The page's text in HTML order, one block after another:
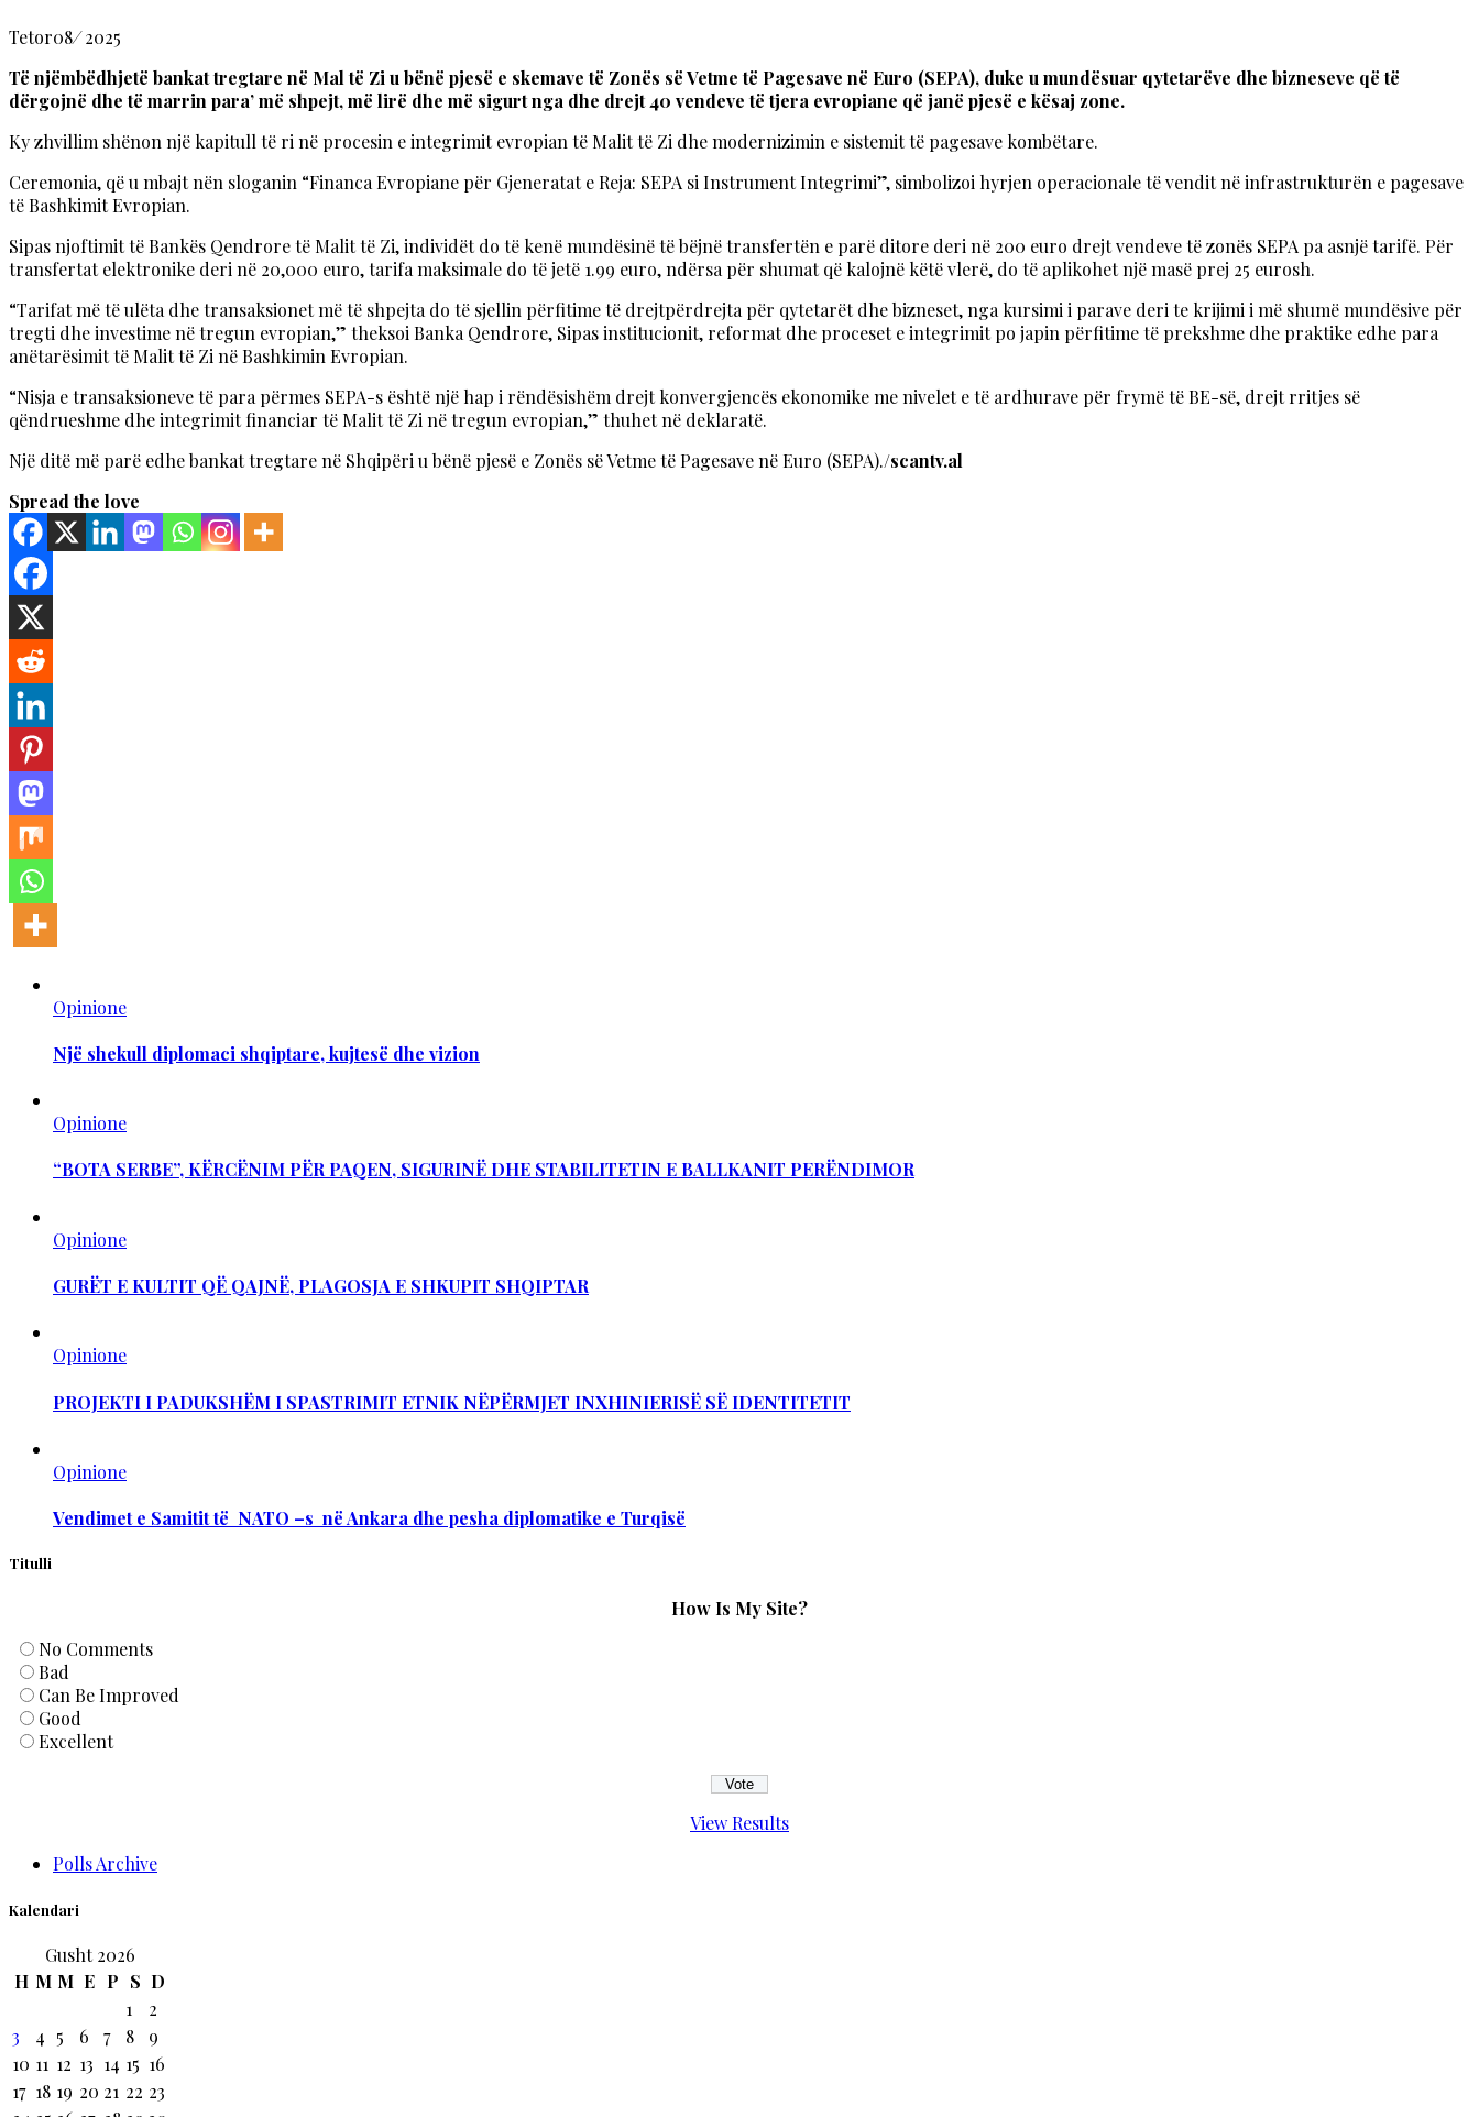
Tetor08/2025
Të njëmbëdhjetë bankat tregtare në Mal të Zi u bënë pjesë e skemave të Zonës së Vetme të Pagesave në Euro (SEPA), duke u mundësuar qytetarëve dhe bizneseve që të
dërgojnë dhe të marrin para’ më shpejt, më lirë dhe më sigurt nga dhe drejt 40 vendeve të tjera evropiane që janë pjesë e kësaj zone.
Ky zhvillim shënon një kapitull të ri në procesin e integrimit evropian të Malit të Zi dhe modernizimin e sistemit të pagesave kombëtare.
Ceremonia, që u mbajt nën sloganin “Financa Evropiane për Gjeneratat e Reja: SEPA si Instrument Integrimi”, simbolizoi hyrjen operacionale të vendit në infrastrukturën e pagesave
të Bashkimit Evropian.
Sipas njoftimit të Bankës Qendrore të Malit të Zi, individët do të kenë mundësinë të bëjnë transfertën e parë ditore deri në 200 euro drejt vendeve të zonës SEPA pa asnjë tarifë. Për
transfertat elektronike deri në 20,000 euro, tarifa maksimale do të jetë 1.99 euro, ndërsa për shumat që kalojnë këtë vlerë, do të aplikohet një masë prej 25 eurosh.
“Tarifat më të ulëta dhe transaksionet më të shpejta do të sjellin përfitime të drejtpërdrejta për qytetarët dhe bizneset, nga kursimi i parave deri te krijimi i më shumë mundësive për
tregti dhe investime në tregun evropian,” theksoi Banka Qendrore, Sipas institucionit, reformat dhe proceset e integrimit po japin përfitime të prekshme dhe praktike edhe para
anëtarësimit të Malit të Zi në Bashkimin Evropian.
“Nisja e transaksioneve të para përmes SEPA-s është një hap i rëndësishëm drejt konvergjencës ekonomike me nivelet e të ardhurave për frymë të BE-së, drejt rritjes së
qëndrueshme dhe integrimit financiar të Malit të Zi në tregun evropian,” thuhet në deklaratë.
Një ditë më parë edhe bankat tregtare në Shqipëri u bënë pjesë e Zonës së Vetme të Pagesave në Euro (SEPA)./scantv.al
Spread the love
Opinione
Një shekull diplomaci shqiptare, kujtesë dhe vizion
Opinione
“BOTA SERBE”, KËRCËNIM PËR PAQEN, SIGURINË DHE STABILITETIN E BALLKANIT PERËNDIMOR
Opinione
GURËT E KULTIT QË QAJNË, PLAGOSJA E SHKUPIT SHQIPTAR
Opinione
PROJEKTI I PADUKSHËM I SPASTRIMIT ETNIK NËPËRMJET INXHINIERISË SË IDENTITETIT
Opinione
Vendimet e Samitit të NATO –s në Ankara dhe pesha diplomatike e Turqisë
Titulli
How Is My Site?
No Comments
Bad
Can Be Improved
Good
Excellent
View Results
Polls Archive
Kalendari
Gusht 2026
H M M E P S D
1
2
3
4 5 6 7 8
9
10 11 12 13 14 15 16
17 18 19 20 21 22 23